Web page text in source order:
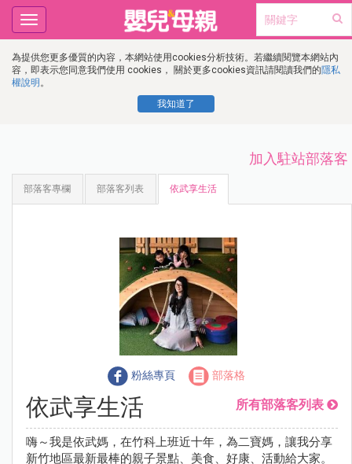
為提供您更多優質的內容，本網站使用cookies分析技術。若繼續閱覽本網站內
容，即表示您同意我們使用 cookies， 關於更多cookies資訊請閱讀我們的隱私
權說明 。
我知道了
Toggle
navigation
加入駐站部落客
部落客專欄 部落客列表 依武享生活
粉絲專頁 部落格
依武享生活 所有部落客列表
嗨～我是依武媽，在竹科上班近十年，為二寶媽，讓我分享
新竹地區最新最棒的親子景點、美食、好康、活動給大家。